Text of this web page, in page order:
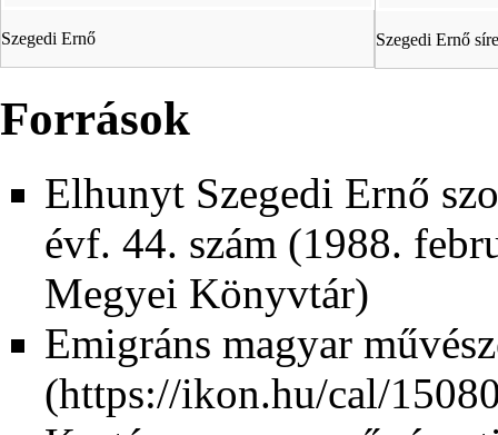
Szegedi Ernő Szegedi Ernő
Források
Elhunyt Szegedi Ernő
évf. 44. szám (1988.
Megyei Könyvtár)
Emigráns magyar